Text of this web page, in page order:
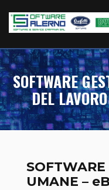
SOFTWARE
DEL
SOFTWARE
UMANE –